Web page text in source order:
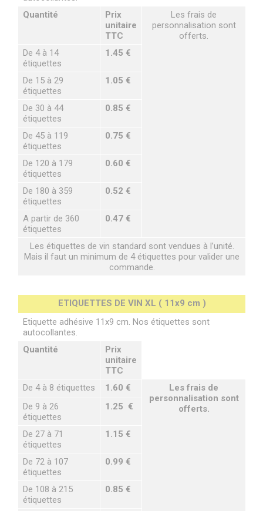
Quantité
Prix
unitaire
TTC
Les frais de
personnalisation sont
offerts.
De 4 à 14
étiquettes
1.45 €
De 15 à 29
étiquettes
1.05 €
De 30 à 44
étiquettes
0.85 €
De 45 à 119
étiquettes
0.75 €
De 120 à 179
étiquettes
0.60 €
De 180 à 359
étiquettes
0.52 €
A partir de 360
étiquettes
0.47 €
Les étiquettes de vin standard sont vendues à l’unité.
Mais il faut un minimum de 4 étiquettes pour valider une
commande.
ETIQUETTES DE VIN XL ( 11x9 cm )
Etiquette adhésive 11x9 cm. Nos étiquettes sont
autocollantes.
Quantité
Prix
unitaire
TTC
De 4 à 8 étiquettes
1.60 €
Les frais de
personnalisation sont
offerts.
De 9 à 26
étiquettes
1.25 €
De 27 à 71
étiquettes
1.15 €
De 72 à 107
étiquettes
0.99 €
De 108 à 215
étiquettes
0.85 €